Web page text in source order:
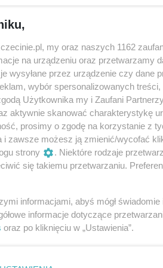
miłość jest dostępna dla
bez wstydu i lęku mówić o
chcemy na nie odpowiadać.
zaprasza do tajemniczego lasu
w podróż, aby
przestrzenią, gdzie
doświadczać.
reżyserką i założycielką Teatru
szczecińskich artystów z
Szczecinie, spróbować
my oraz naszych 1162
na urządzeniu oraz przetwarzamy
wysyłane przez urządzenie czy dane
wybór spersonalizowanych
Użytkownika my i Zaufani
aktywnie skanować charakterystykę
prosimy o zgodę na korzystanie z
i zawsze możesz ją zmienić/wycofać
strony
. Niektóre rodzaje
się takiemu przetwarzaniu.
informacjami, abyś mógł
informacje dotyczące
oraz po kliknięciu w „Ustawienia”.